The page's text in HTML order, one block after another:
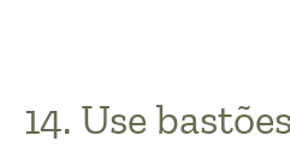
14. Use